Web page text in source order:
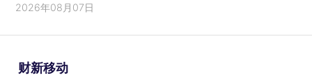
2026年08月07日
财新移动